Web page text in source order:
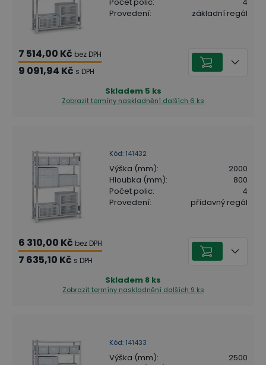
Provedení: základní regál
7 514,00 Kč bez DPH
9 091,94 Kč s DPH
Skladem 5 ks
Zobrazit termíny naskladnění dalších 6 ks
Kód: 141432
Výška (mm):
2000
Hloubka (mm):
800
Počet polic:
4
Provedení: přídavný regál
6 310,00 Kč bez DPH
7 635,10 Kč s DPH
Skladem 8 ks
Zobrazit termíny naskladnění dalších 9 ks
Kód: 141433
Výška (mm):
2500